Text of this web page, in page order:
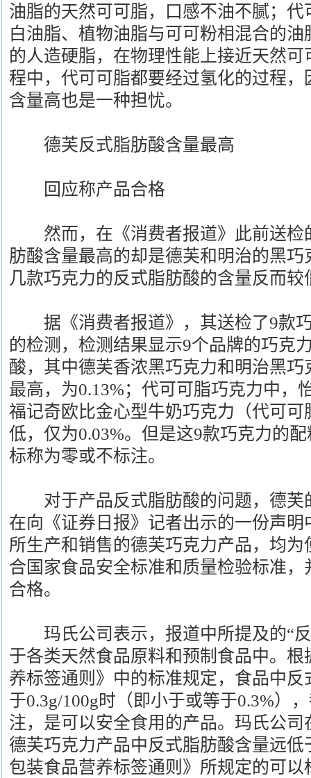
油脂的天然可可脂，口感不油不腻；
白油脂、植物油脂与可可粉相混合的
的人造硬脂，在物理性能上接近天然
程中，代可可脂都要经过氢化的过程
含量高也是一种担忧。
德芙反式脂肪酸含量最高
回应称产品合格
然而，在《消费者报道》此前送检
肪酸含量最高的却是德芙和明治的黑
几款巧克力的反式脂肪酸的含量反而较
据《消费者报道》，其送检了9款
的检测，检测结果显示9个品牌的巧克
酸，其中德芙香浓黑巧克力和明治黑
最高，为0.13%；代可可脂巧克力中，
福记奇欧比金心型牛奶巧克力（代可
低，仅为0.03%。但是这9款巧克力的
标称为零或不标注。
对于产品反式脂肪酸的问题，德芙
在向《证券日报》记者出示的一份声
所生产和销售的德芙巧克力产品，均
合国家食品安全标准和质量检验标准
合格。
玛氏公司表示，报道中所提及的“反
于各类天然食品原料和预制食品中。
养标签通则》中的标准规定，食品中
于0.3g/100g时（即小于或等于0.3%）
注，是可以安全食用的产品。玛氏公
德芙巧克力产品中反式脂肪酸含量远低
包装食品营养标签通则》所规定的可以